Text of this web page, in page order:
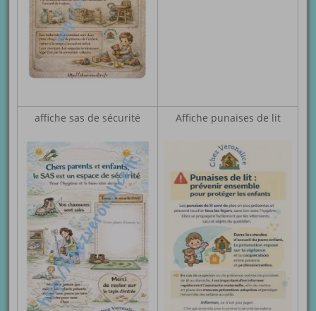
affiche sas de sécurité Affiche punaises de lit